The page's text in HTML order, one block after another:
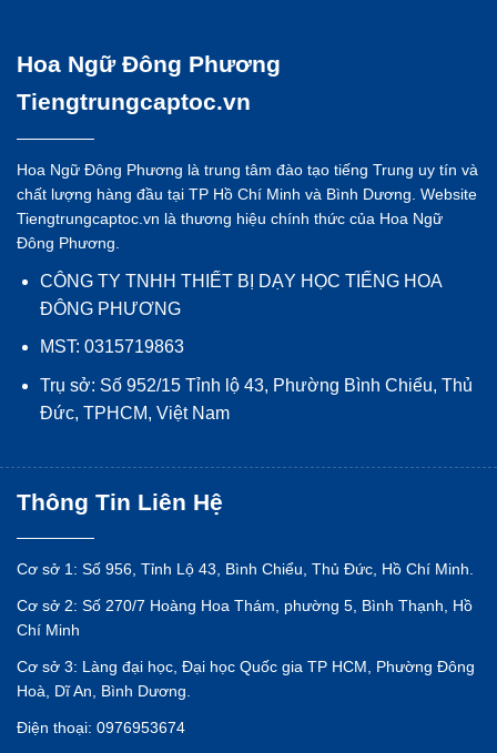
Hoa Ngữ Đông Phương
Tiengtrungcaptoc.vn
Hoa Ngữ Đông Phương là trung tâm đào tạo tiếng Trung uy tín và
chất lượng hàng đầu tại TP Hồ Chí Minh và Bình Dương. Website
Tiengtrungcaptoc.vn là thương hiệu chính thức của Hoa Ngữ
Đông Phương.
CÔNG TY TNHH THIẾT BỊ DẠY HỌC TIẾNG HOA
ĐÔNG PHƯƠNG
MST: 0315719863
Trụ sở: Số 952/15 Tỉnh lộ 43, Phường Bình Chiểu, Thủ
Đức, TPHCM, Việt Nam
Thông Tin Liên Hệ
Cơ sở 1: Số 956, Tỉnh Lộ 43, Bình Chiểu, Thủ Đức, Hồ Chí Minh.
Cơ sở 2: Số 270/7 Hoàng Hoa Thám, phường 5, Bình Thạnh, Hồ
Chí Minh
Cơ sở 3: Làng đại học, Đại học Quốc gia TP HCM, Phường Đông
Hoà, Dĩ An, Bình Dương.
Điện thoại: 0976953674